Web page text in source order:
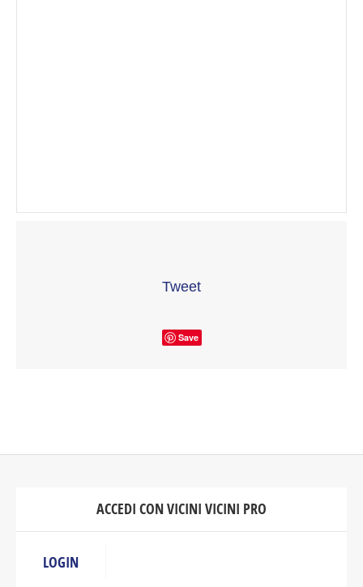
Tweet
Save
ACCEDI CON VICINI VICINI PRO
LOGIN